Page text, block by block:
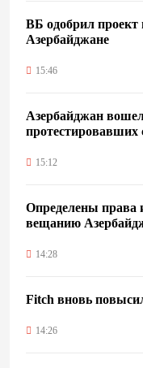
ВБ одобрил проект
Азербайджане
15:46
Азербайджан
протестировавших
15:12
Определены права
вещанию
14:28
Fitch вновь
14:26